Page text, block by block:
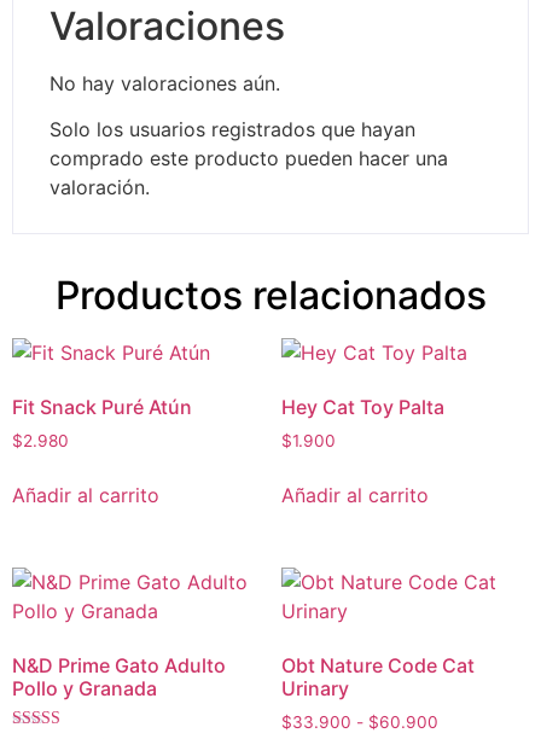
Valoraciones
No hay valoraciones aún.
Solo los usuarios registrados que hayan
comprado este producto pueden hacer una
valoración.
Productos relacionados
Fit Snack Puré Atún
$2.980
Añadir al carrito
Hey Cat Toy Palta
$1.900
Añadir al carrito
N&D Prime Gato Adulto
Pollo y Granada
Obt Nature Code Cat
Urinary
$33.900 - $60.900Rango